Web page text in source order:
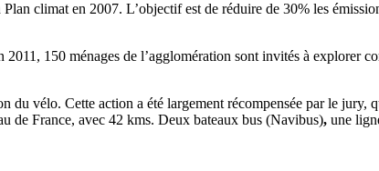
climat en 2007. L’objectif est de réduire de 30% les
150 ménages de l’agglomération sont invités à explorer
du vélo. Cette action a été largement récompensée par le
de France, avec 42 kms. Deux bateaux bus (Navibus), une